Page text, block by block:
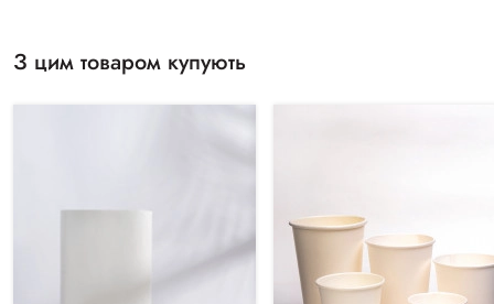
З цим товаром купують